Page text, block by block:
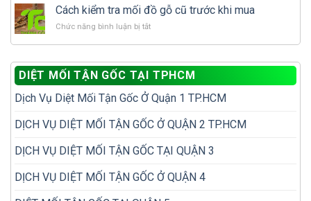
đi
nhiều
sót
khi
kiểm
trong
nhà
thuốc
diệt
mối
hộp
nhử
mối
hiệu
hơn?
Cách kiểm tra mối đồ gỗ cũ trước khi mua
Chức năng bình luận bị tắtở
tra
mối
đồ
gỗ
trước
khi
DIỆT MỐI TẬN GỐC TẠI TPHCM
Dịch Vụ Diệt Mối Tận Gốc Ở Quận 1 TP.HCM
DỊCH VỤ DIỆT MỐI TẬN GỐC Ở QUẬN 2 TP.HCM
DỊCH VỤ DIỆT MỐI TẬN GỐC TẠI QUẬN 3
DỊCH VỤ DIỆT MỐI TẬN GỐC Ở QUẬN 4